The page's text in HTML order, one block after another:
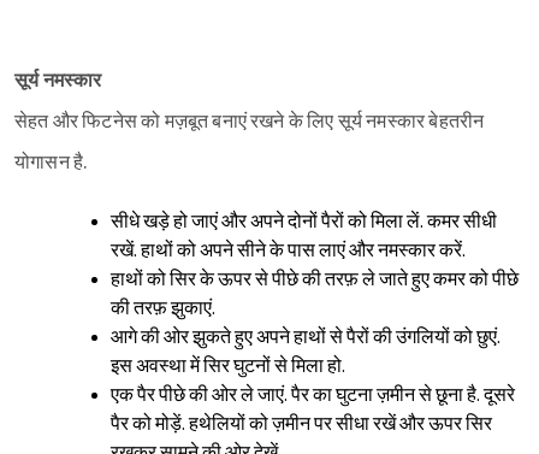
सूर्य नमस्कार
सेहत और फिटनेस को मज़बूत बनाएं रखने के लिए सूर्य नमस्कार बेहतरीन
योगासन है.
सीधे खड़े हो जाएं और अपने दोनों पैरों को मिला लें. कमर सीधी
रखें. हाथों को अपने सीने के पास लाएं और नमस्कार करें.
हाथों को सिर के ऊपर से पीछे की तरफ़ ले जाते हुए कमर को पीछे
की तरफ़ झुकाएं.
आगे की ओर झुकते हुए अपने हाथों से पैरों की उंगलियों को छुएं.
इस अवस्था में सिर घुटनों से मिला हो.
एक पैर पीछे की ओर ले जाएं. पैर का घुटना ज़मीन से छूना है. दूसरे
पैर को मोड़ें. हथेलियों को ज़मीन पर सीधा रखें और ऊपर सिर